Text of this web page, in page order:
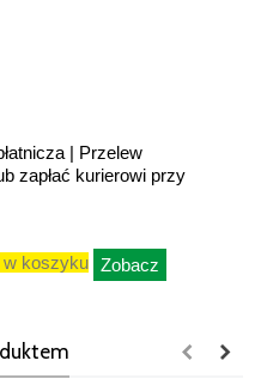
| Przelew
zapłać kurierowi przy
w koszyku Zobacz